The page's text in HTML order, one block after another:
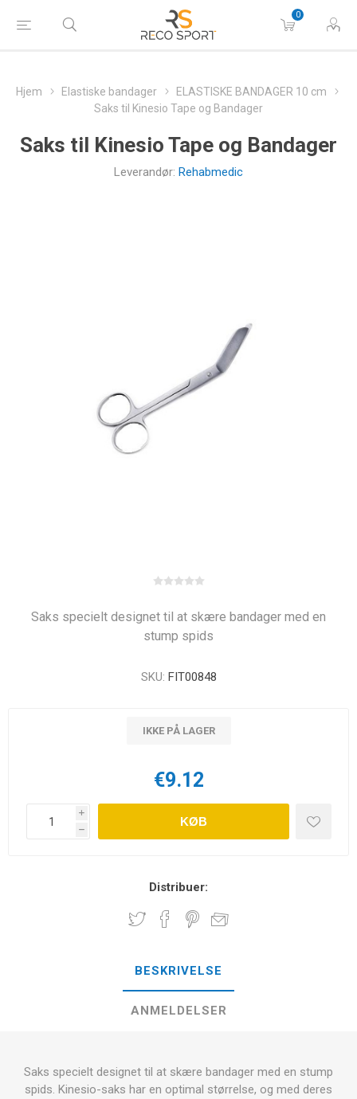
0
Hjem Elastiske bandager
ELASTISKE BANDAGER 10 cm
Saks til Kinesio Tape og Bandager
Saks til Kinesio Tape og Bandager
Leverandør: Rehabmedic
Saks specielt designet til at skære bandager med en
stump spids
SKU: FIT00848
IKKE PÅ LAGER
€9.12
i
h
KØB
Distribuer:
BESKRIVELSE
ANMELDELSER
Saks specielt designet til at skære bandager med en stump
spids. Kinesio-saks har en optimal størrelse, og med deres